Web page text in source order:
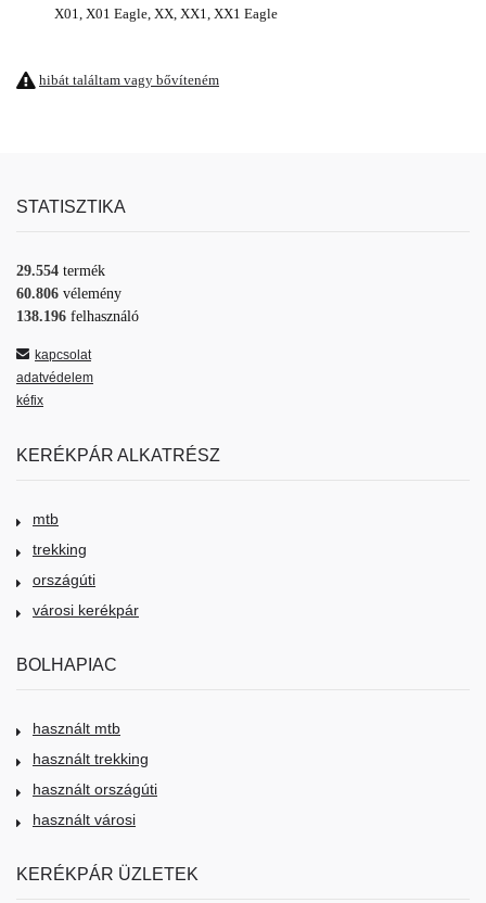
X01, X01 Eagle, XX, XX1, XX1 Eagle
hibát találtam vagy bővíteném
STATISZTIKA
29.554 termék
60.806 vélemény
138.196 felhasználó
kapcsolat
adatvédelem
kéfix
KERÉKPÁR ALKATRÉSZ
mtb
trekking
országúti
városi kerékpár
BOLHAPIAC
használt mtb
használt trekking
használt országúti
használt városi
KERÉKPÁR ÜZLETEK